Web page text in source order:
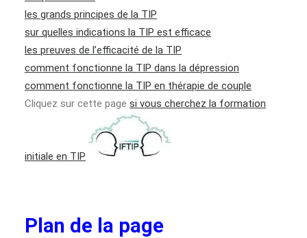
les grands principes de la TIP
sur quelles indications la TIP est efficace
les preuves de l’efficacité de la TIP
comment fonctionne la TIP dans la dépression
comment fonctionne la TIP en thérapie de couple
Cliquez sur cette page si vous cherchez la formation
initiale en TIP
Plan de la page